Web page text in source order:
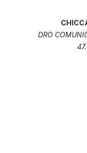
DRO